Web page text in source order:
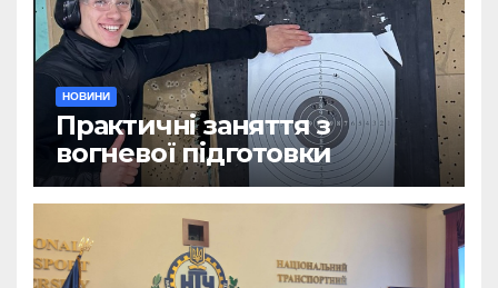
НОВИНИ
Практичні заняття з
вогневої підготовки